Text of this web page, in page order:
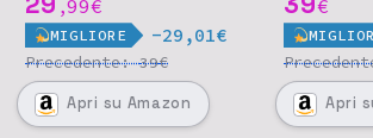
,99€
MIGLIORE -29,01€
Precedente:39€
Apri su Amazon
€
Apri